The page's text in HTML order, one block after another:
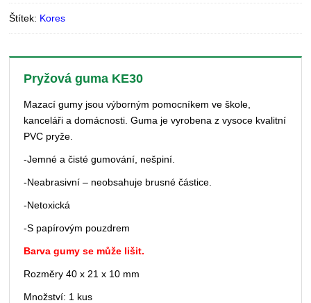
Štítek: Kores
Pryžová guma KE30
Mazací gumy jsou výborným pomocníkem ve škole,
kanceláři a domácnosti. Guma je vyrobena z vysoce kvalitní
PVC pryže.
-Jemné a čisté gumování, nešpiní.
-Neabrasivní – neobsahuje brusné částice.
-Netoxická
-S papírovým pouzdrem
Barva gumy se může lišit.
Rozměry 40 x 21 x 10 mm
Množství: 1 kus